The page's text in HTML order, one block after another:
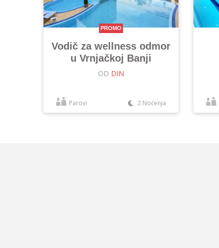
PROMO
Vodič za wellness odmor
u Vrnjačkoj Banji
OD DIN
Parovi 2 Noćenja